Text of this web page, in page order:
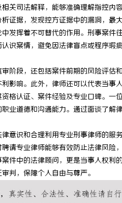
关司法解释，能够准确理解指控
证据，发现控方证据中的漏洞，最
发挥着不可替代的作用。刑事案
识案情，避免因法律盲点或程序
阶段，还包括案件前期的风险评
影响。此外，律师还可以代表当事
格认证、案件经验及专业口碑。
业道德和沟通能力。通过面谈了
意识和合理利用专业刑事律师的
请专业律师能够有效防止法律风险
件中的法律顾问，更是当事人权
判，保障个人自由与尊严。